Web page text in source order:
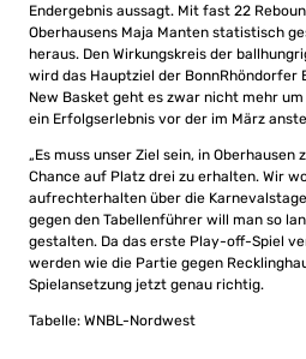
Endergebnis aussagt. Mit fast 22
Oberhausens Maja Manten statistisch
heraus. Den Wirkungskreis der
wird das Hauptziel der BonnRhöndorfer
New Basket geht es zwar nicht mehr
ein Erfolgserlebnis vor der im März
„Es muss unser Ziel sein, in Oberhausen
Chance auf Platz drei zu erhalten. Wir
aufrechterhalten über die
gegen den Tabellenführer will man so
gestalten. Da das erste Play-off-Spiel
werden wie die Partie gegen
Spielansetzung jetzt genau richtig.
Tabelle: WNBL-Nordwest